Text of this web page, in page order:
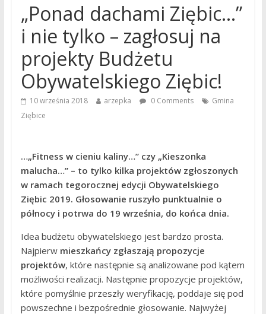
„Ponad dachami Ziębic…”
i nie tylko – zagłosuj na
projekty Budżetu
Obywatelskiego Ziębic!
10 września 2018 arzepka 0 Comments
Gmina
Ziębice
…„Fitness w cieniu kaliny…” czy „Kieszonka
malucha…” – to tylko kilka projektów zgłoszonych
w ramach tegorocznej edycji Obywatelskiego
Ziębic 2019. Głosowanie ruszyło punktualnie o
północy i potrwa do 19 września, do końca dnia.
Idea budżetu obywatelskiego jest bardzo prosta.
Najpierw mieszkańcy zgłaszają propozycje
projektów, które następnie są analizowane pod kątem
możliwości realizacji. Następnie propozycje projektów,
które pomyślnie przeszły weryfikację, poddaje się pod
powszechne i bezpośrednie głosowanie. Najwyżej